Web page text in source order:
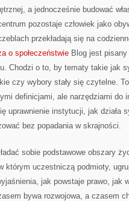
a jednocześnie budować
pozostaje człowiek jako
przekładają się na
o społeczeństwie Blog jest pisany
Chodzi o to, by tematy takie jak
czy wybory stały się czytelne.
definicjami, ale narzędziami do
uprawnienie instytucji, jak działa
bez popadania w skrajności.
sobie podstawowe obszary
którym uczestniczą podmioty,
jak powstaje prawo, jak
bywa rozwojowa, a czasem